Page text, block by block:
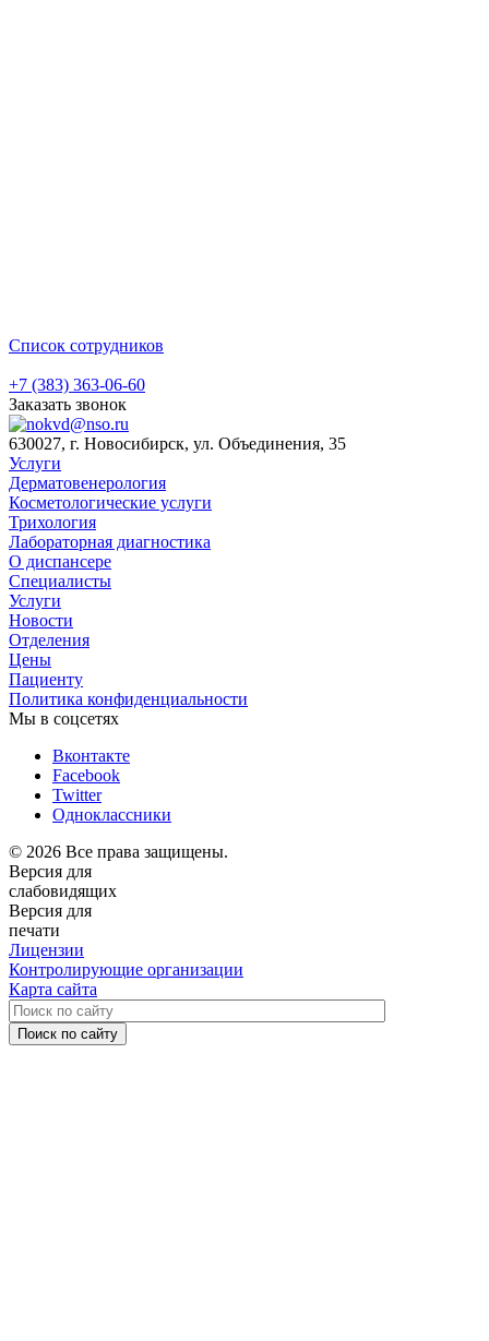
Список сотрудников
+7 (383) 363-06-60
Заказать звонок
630027, г. Новосибирск, ул. Объединения, 35
Услуги
Дерматовенерология
Косметологические услуги
Трихология
Лабораторная диагностика
О диспансере
Специалисты
Услуги
Новости
Отделения
Цены
Пациенту
Политика конфиденциальности
Мы в соцсетях
Вконтакте
Facebook
Twitter
Одноклассники
© 2026 Все права защищены.
Версия для
слабовидящих
Версия для
печати
Лицензии
Контролирующие организации
Карта сайта
Поиск по сайту